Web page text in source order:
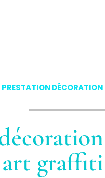
PRESTATION DÉCORATION
graffiti